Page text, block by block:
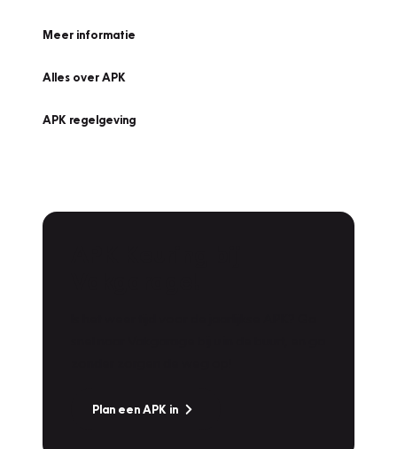
Meer informatie
Alles over APK
APK regelgeving
Plan een APK in